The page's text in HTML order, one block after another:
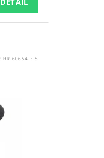
HR-60654-3-5